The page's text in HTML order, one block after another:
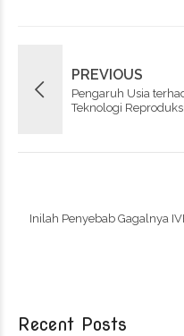
PREVIOUS
Pengaruh Usia
Teknologi
Inilah Penyebab Gagalnya
Recent Posts